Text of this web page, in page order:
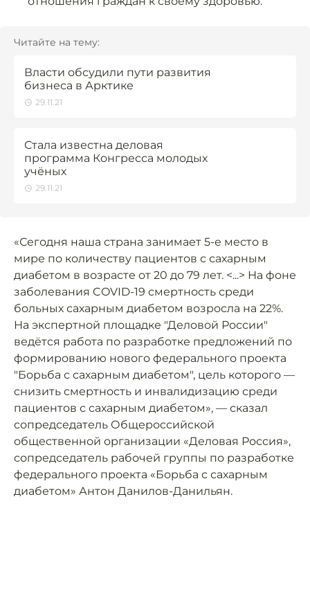
Читайте на тему:
Власти обсудили пути развития
бизнеса в Арктике
29.11.21
Стала известна деловая
программа Конгресса молодых
учёных
29.11.21
«Сегодня наша страна занимает 5-е место в
мире по количеству пациентов с сахарным
диабетом в возрасте от 20 до 79 лет. <...> На фоне
заболевания COVID-19 смертность среди
больных сахарным диабетом возросла на 22%.
На экспертной площадке "Деловой России"
ведётся работа по разработке предложений по
формированию нового федерального проекта
"Борьба с сахарным диабетом", цель которого —
снизить смертность и инвалидизацию среди
пациентов с сахарным диабетом», — сказал
сопредседатель Общероссийской
общественной организации «Деловая Россия»,
сопредседатель рабочей группы по разработке
федерального проекта «Борьба с сахарным
диабетом» Антон Данилов-Данильян.